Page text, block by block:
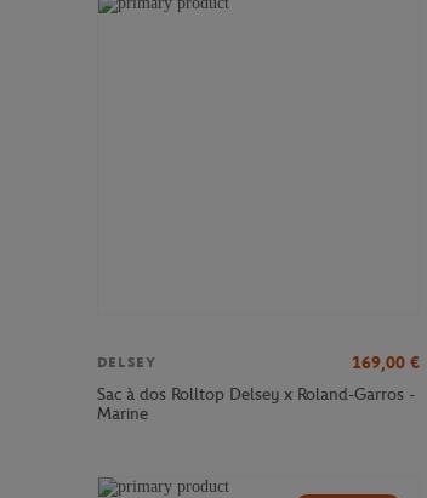
DELSEY 169,00 €
Sac à dos Rolltop Delsey x Roland-Garros -
Marine